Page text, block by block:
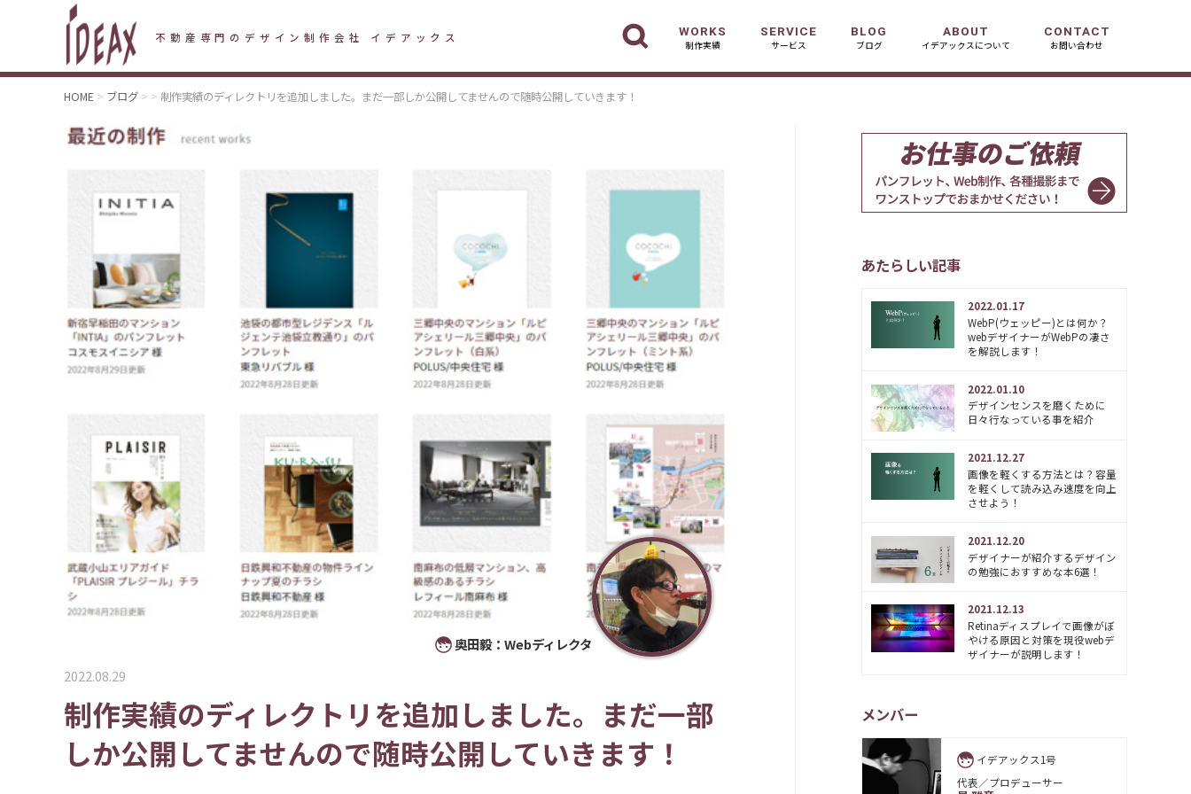
不動産専門のデザイン制作会社 イデアックス WORKS
制作実績
SERVICE
サービス
BLOG
ブログ
ABOUT
イデアックスについて
CONTACT
お問い合わせ
HOME ブログ 制作実績のディレクトリを追加しました。まだ一部しか公開してませんので随時公開していきます！
奥田毅：Webディレクタ
2022.08.29
制作実績のディレクトリを追加しました。まだ一部
しか公開してませんので随時公開していきます！
あたらしい記事
2022.01.17
WebP(ウェッピー)とは何か？
webデザイナーがWebPの凄さ
を解説します！
2022.01.10
デザインセンスを磨くために
日々行なっている事を紹介
2021.12.27
画像を軽くする方法とは？容量
を軽くして読み込み速度を向上
させよう！
2021.12.20
デザイナーが紹介するデザイン
の勉強におすすめな本6選！
2021.12.13
Retinaディスプレイで画像がぼ
やける原因と対策を現役webデ
ザイナーが説明します！
メンバー
イデアックス1号
代表／プロデューサー